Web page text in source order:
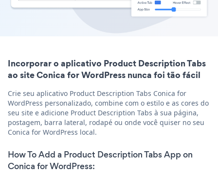
Incorporar o aplicativo Product Description Tabs
ao site Conica for WordPress nunca foi tão fácil
Crie seu aplicativo Product Description Tabs Conica for
WordPress personalizado, combine com o estilo e as cores do
seu site e adicione Product Description Tabs à sua página,
postagem, barra lateral, rodapé ou onde você quiser no seu
Conica for WordPress local.
How To Add a Product Description Tabs App on
Conica for WordPress: